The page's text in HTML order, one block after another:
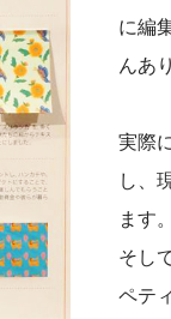
に編
んあ
実際
し、
ます。
そし
ペテ